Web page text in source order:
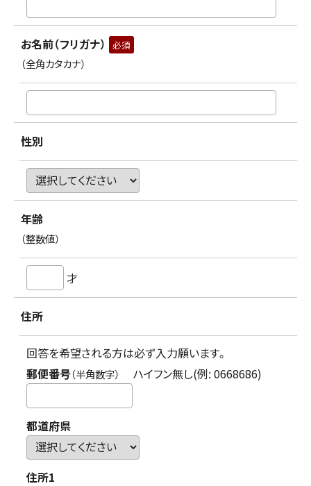
お名前（フリガナ） 必須
（全角カタカナ）
性別
年齢
（整数値）
才
住所
回答を希望される方は必ず入力願います。
郵便番号（半角数字） ハイフン無し(例: 0668686)
都道府県
住所1